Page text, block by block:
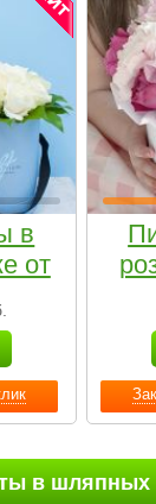
в
от
в шляпных